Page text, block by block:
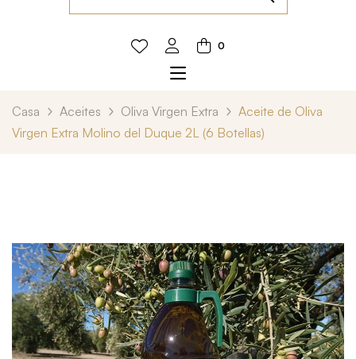
0
Casa Aceites Oliva Virgen Extra
Aceite de Oliva
Virgen Extra Molino del Duque 2L (6 Botellas)